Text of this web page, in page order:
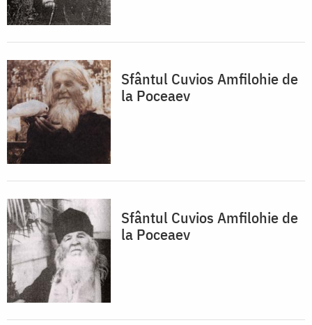
Sfântul Cuvios Amfilohie de
la Poceaev
Sfântul Cuvios Amfilohie de
la Poceaev